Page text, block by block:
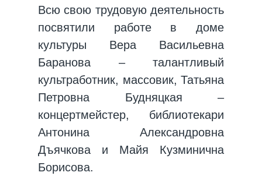
Всю свою трудовую деятельность
посвятили работе в доме
культуры Вера Васильевна
Баранова – талантливый
культработник, массовик, Татьяна
Петровна Будняцкая –
концертмейстер, библиотекари
Антонина Александровна
Дъячкова и Майя Кузминична
Борисова.